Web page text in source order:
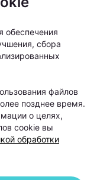
выраженная
— изменение
ломкими,
их
обеспечения
сбора
файлов
позднее время.
о целях,
cookie вы
обработки